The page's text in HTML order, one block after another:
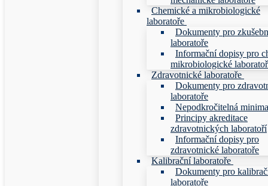
Chemické a mikrobiologické
laboratoře
Dokumenty pro
laboratoře
Informační dopisy pro
mikrobiologické
Zdravotnické laboratoře
Dokumenty pro
laboratoře
Nepodkročitelná minima
Principy akreditace
zdravotnických laboratoří
Informační dopisy pro
zdravotnické laboratoře
Kalibrační laboratoře
Dokumenty pro
laboratoře